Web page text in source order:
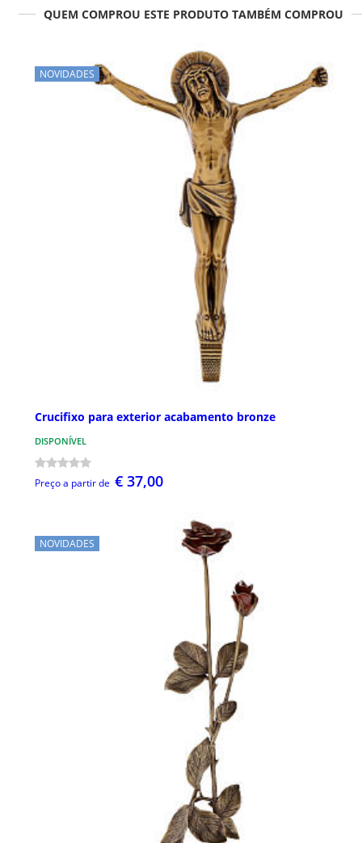
QUEM COMPROU ESTE PRODUTO TAMBÉM COMPROU
NOVIDADES
Crucifixo para exterior acabamento bronze
DISPONÍVEL
Preço a partir de € 37,00
NOVIDADES